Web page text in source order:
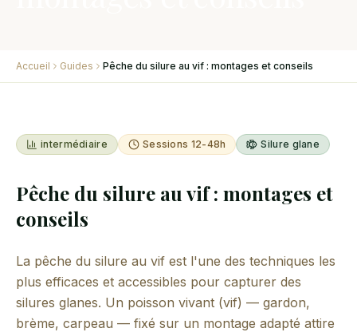
Accueil Guides Pêche du silure au vif : montages et conseils
intermédiaire Sessions 12-48h Silure glane
Pêche du silure au vif : montages et
conseils
La pêche du silure au vif est l'une des techniques les
plus efficaces et accessibles pour capturer des
silures glanes. Un poisson vivant (vif) — gardon,
brème, carpeau — fixé sur un montage adapté attire